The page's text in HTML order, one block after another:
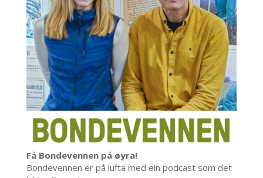
Få Bondevennen på øyra!
Bondevennen er på lufta med ein podcast som det